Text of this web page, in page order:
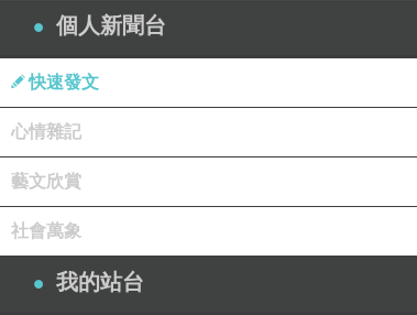
從你三歲識字開始............
個人新聞台
快速發文
心情雜記
藝文欣賞
社會萬象
我的站台